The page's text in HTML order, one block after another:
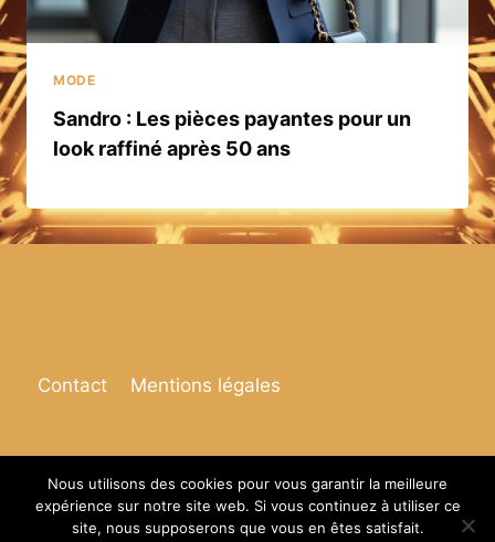
MODE
Sandro : Les pièces payantes pour un
look raffiné après 50 ans
Contact Mentions légales
© 2026 Espace de vie
Nous utilisons des cookies pour vous garantir la meilleure
expérience sur notre site web. Si vous continuez à utiliser ce
site, nous supposerons que vous en êtes satisfait.